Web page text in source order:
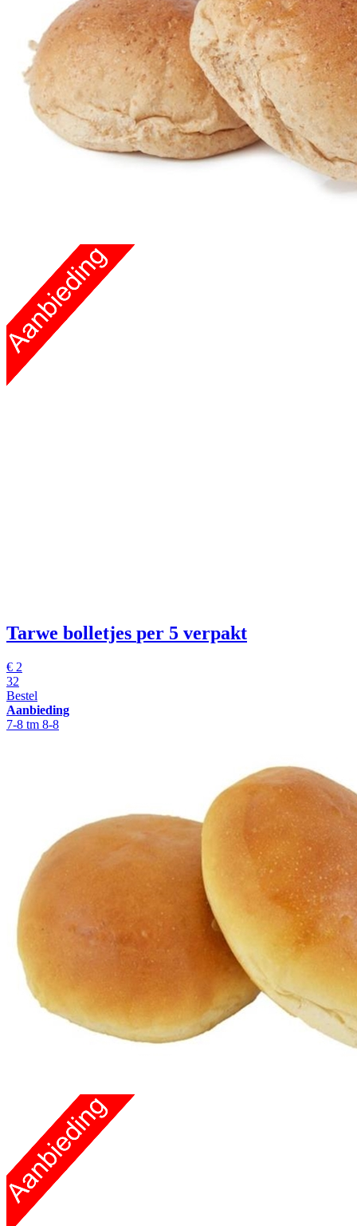
Tarwe bolletjes per 5 verpakt
€ 2
32
Bestel
Aanbieding
7-8 tm 8-8